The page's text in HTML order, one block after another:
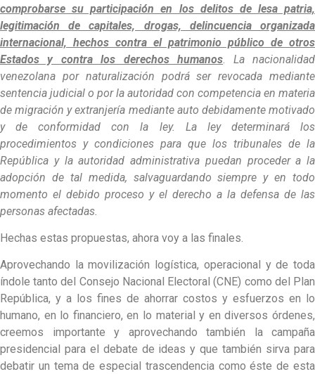
comprobarse su participación en los delitos de lesa patria,
legitimación de capitales, drogas, delincuencia organizada
internacional, hechos contra el patrimonio público de otros
Estados y contra los derechos humanos
La nacionalidad
venezolana por naturalización podrá ser revocada mediante
sentencia judicial o por la autoridad con competencia en materia
de migración y extranjería mediante auto debidamente motivado
y de conformidad con la ley. La ley determinará los
procedimientos y condiciones para que los tribunales de la
República y la autoridad administrativa puedan proceder a la
adopción de tal medida, salvaguardando siempre y en todo
momento el debido proceso y el derecho a la defensa de las
personas afectadas.
Hechas estas propuestas, ahora voy a las finales.
Aprovechando la movilización logística, operacional y de toda
índole tanto del Consejo Nacional Electoral (CNE) como del Plan
República, y a los fines de ahorrar costos y esfuerzos en lo
humano, en lo financiero, en lo material y en diversos órdenes,
creemos importante y aprovechando también la campaña
presidencial para el debate de ideas y que también sirva para
debatir un tema de especial trascendencia como éste de esta